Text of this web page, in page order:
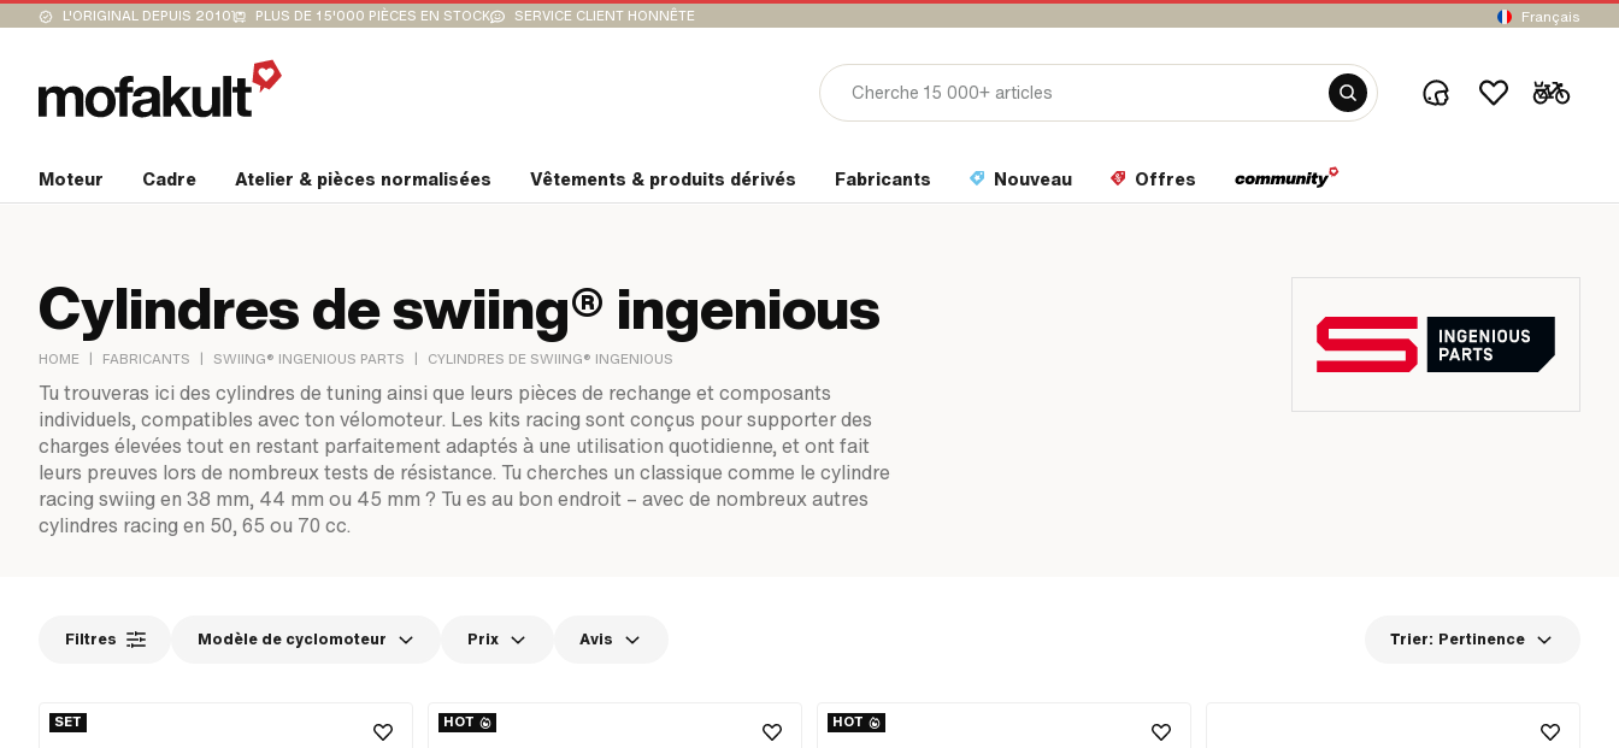
L'ORIGINAL DEPUIS 2010 PLUS DE 15'000 PIÈCES EN STOCK SERVICE CLIENT HONNÊTE Français
Moteur Cadre Atelier & pièces normalisées Vêtements & produits dérivés Fabricants Nouveau Offres
Cylindres de swiing® ingenious
HOME | FABRICANTS | SWIING® INGENIOUS PARTS | CYLINDRES DE SWIING® INGENIOUS
Tu trouveras ici des cylindres de tuning ainsi que leurs pièces de rechange et composants
individuels, compatibles avec ton vélomoteur. Les kits racing sont conçus pour supporter des
charges élevées tout en restant parfaitement adaptés à une utilisation quotidienne, et ont fait
leurs preuves lors de nombreux tests de résistance. Tu cherches un classique comme le cylindre
racing swiing en 38 mm, 44 mm ou 45 mm ? Tu es au bon endroit – avec de nombreux autres
cylindres racing en 50, 65 ou 70 cc.
Filtres Modèle de cyclomoteur Prix Avis Trier: Pertinence
SET HOT HOT